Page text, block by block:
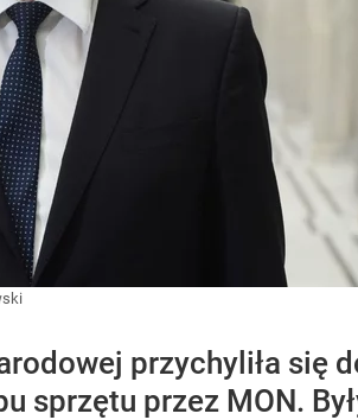
przychyliła się
sprzętu przez MON.